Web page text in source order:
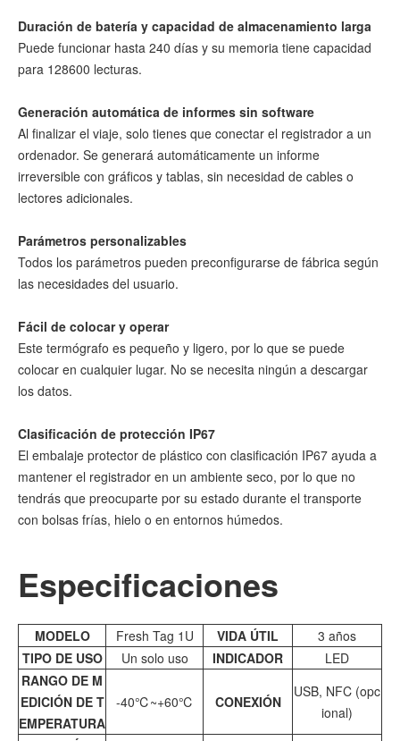
Duración de batería y capacidad de almacenamiento larga
Puede funcionar hasta 240 días y su memoria tiene capacidad
para 128600 lecturas.
Generación automática de informes sin software
Al finalizar el viaje, solo tienes que conectar el registrador a un
ordenador. Se generará automáticamente un informe
irreversible con gráficos y tablas, sin necesidad de cables o
lectores adicionales.
Parámetros personalizables
Todos los parámetros pueden preconfigurarse de fábrica según
las necesidades del usuario.
Fácil de colocar y operar
Este termógrafo es pequeño y ligero, por lo que se puede
colocar en cualquier lugar. No se necesita ningún a descargar
los datos.
Clasificación de protección IP67
El embalaje protector de plástico con clasificación IP67 ayuda a
mantener el registrador en un ambiente seco, por lo que no
tendrás que preocuparte por su estado durante el transporte
con bolsas frías, hielo o en entornos húmedos.
Especificaciones
MODELO Fresh Tag 1U VIDA ÚTIL
3 años
TIPO DE USO
Un solo uso INDICADOR
LED
RANGO DE M
EDICIÓN DE T
EMPERATURA
-40℃~+60℃ CONEXIÓN
USB, NFC (opc
ional)